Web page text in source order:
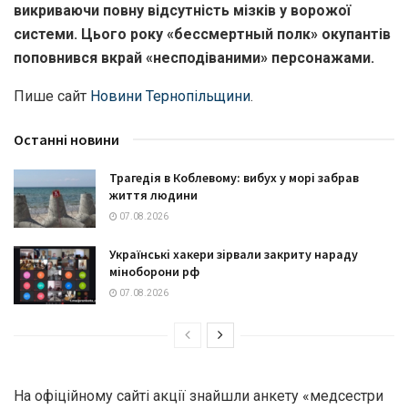
викриваючи повну відсутність мізків у ворожої
системи. Цього року «бессмертный полк» окупантів
поповнився вкрай «несподіваними» персонажами.
Пише сайт Новини Тернопільщини.
Останні новини
Трагедія в Коблевому: вибух у морі забрав
життя людини
07.08.2026
Українські хакери зірвали закриту нараду
міноборони рф
07.08.2026
На офіційному сайті акції знайшли анкету «медсестри